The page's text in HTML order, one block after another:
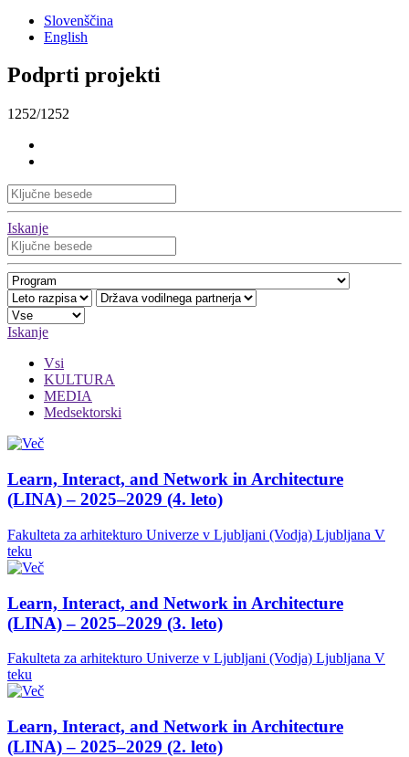
Slovenščina
English
Podprti projekti
1252/1252
Iskanje
Iskanje
Vsi
KULTURA
MEDIA
Medsektorski
Learn, Interact, and Network in Architecture
(LINA) – 2025–2029 (4. leto)
Fakulteta za arhitekturo Univerze v Ljubljani (Vodja) Ljubljana V
teku
Learn, Interact, and Network in Architecture
(LINA) – 2025–2029 (3. leto)
Fakulteta za arhitekturo Univerze v Ljubljani (Vodja) Ljubljana V
teku
Learn, Interact, and Network in Architecture
(LINA) – 2025–2029 (2. leto)